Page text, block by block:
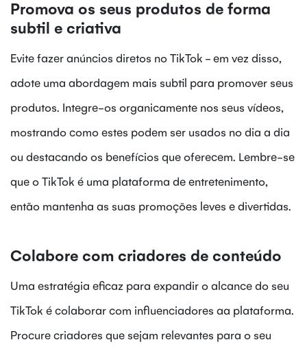
Promova os seus produtos de forma
subtil e criativa
Evite fazer anúncios diretos no TikTok - em vez disso,
adote uma abordagem mais subtil para promover seus
produtos. Integre-os organicamente nos seus vídeos,
mostrando como estes podem ser usados no dia a dia
ou destacando os benefícios que oferecem. Lembre-se
que o TikTok é uma plataforma de entretenimento,
então mantenha as suas promoções leves e divertidas.
Colabore com criadores de conteúdo
Uma estratégia eficaz para expandir o alcance do seu
TikTok é colaborar com influenciadores aa plataforma.
Procure criadores que sejam relevantes para o seu